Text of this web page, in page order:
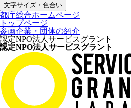
文字サイズ・色合い
都庁総合ホームページ
トップページ
参画企業・団体の紹介
認定NPO法人サービスグラント
認定NPO法人サービスグラント